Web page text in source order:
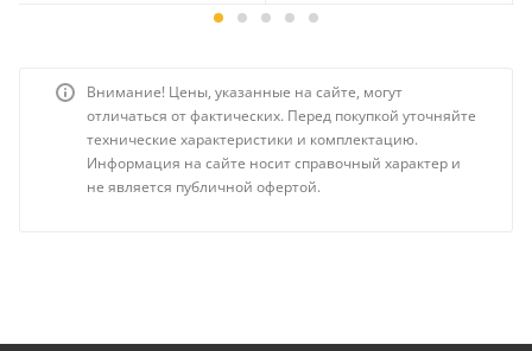
Внимание! Цены, указанные на сайте, могут
отличаться от фактических. Перед покупкой уточняйте
технические характеристики и комплектацию.
Информация на сайте носит справочный характер и
не является публичной офертой.